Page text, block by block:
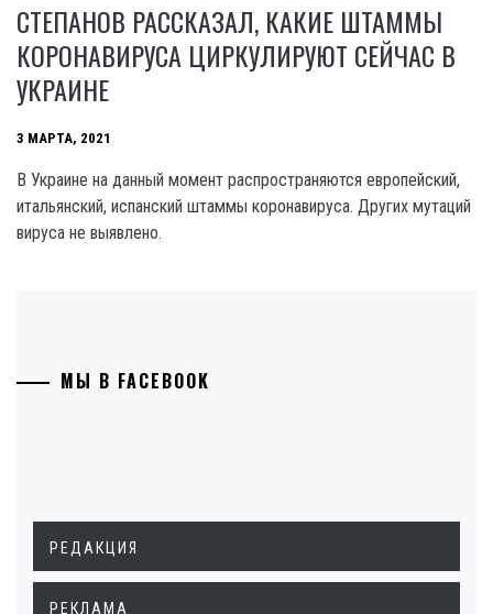
СТЕПАНОВ РАССКАЗАЛ, КАКИЕ ШТАММЫ
КОРОНАВИРУСА ЦИРКУЛИРУЮТ СЕЙЧАС В
УКРАИНЕ
3 МАРТА, 2021
В Украине на данный момент распространяются европейский,
итальянский, испанский штаммы коронавируса. Других мутаций
вируса не выявлено.
МЫ В FACEBOOK
РЕДАКЦИЯ
РЕКЛАМА